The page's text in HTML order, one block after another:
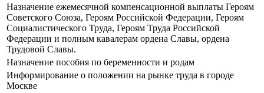
Назначение ежемесячной компенсационной выплаты Героям
Советского Союза, Героям Российской Федерации, Героям
Социалистического Труда, Героям Труда Российской
Федерации и полным кавалерам ордена Славы, ордена
Трудовой Славы.
Назначение пособия по беременности и родам
Информирование о положении на рынке труда в городе
Москве